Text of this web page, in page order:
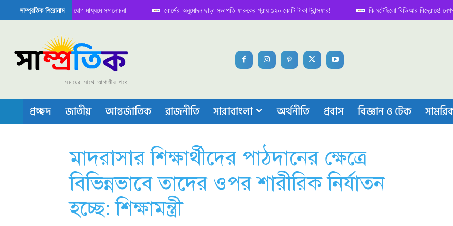
সাম্প্রতিক শিরোনাম
নিয়ে সামাজিক যোগাযোগ মাধ্যমে সমালোচনা বোর্ডের অনুমোদন ছাড়া সভাপতি ফারুকের প্রায় ১২০ কোটি টাকা ট্রান্সফার! কি ঘটেছিলো বিডিআর বিদ্রোহে! নেপথ্য
বা চীপ তৈরিতে নিজের শক্ত অবস্থান জানান দিচ্ছে চীন
সময়ের সাথে আগামীর পথে
প্রচ্ছদ জাতীয় আন্তর্জাতিক রাজনীতি সারাবাংলা অর্থনীতি প্রবাস বিজ্ঞান ও টেক
মাদরাসার শিক্ষার্থীদের পাঠদানের ক্ষেত্রে
বিভিন্নভাবে তাদের ওপর শারীরিক নির্যাতন
হচ্ছে: শিক্ষামন্ত্রী